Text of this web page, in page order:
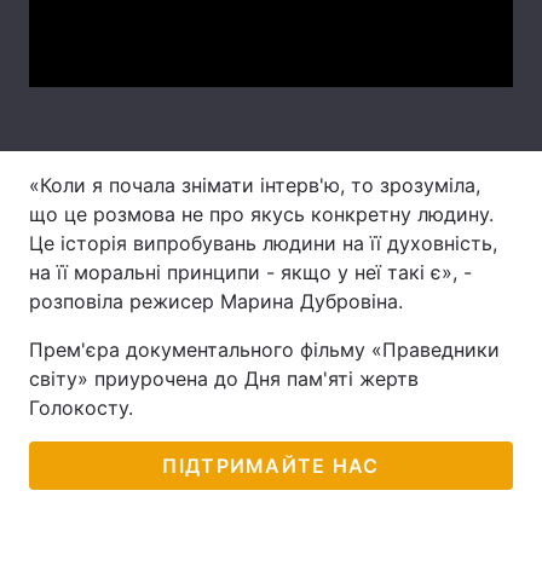
Лонгріди
Відео з Youtube Статті
Інтерв'ю Думки
Контакти
Послуги
«Коли я почала знімати інтерв'ю, то зрозуміла,
що це розмова не про якусь конкретну людину.
Це історія випробувань людини на її духовність,
на її моральні принципи - якщо у неї такі є», -
розповіла режисер Марина Дубровіна.
Прем'єра документального фільму «Праведники
світу» приурочена до Дня пам'яті жертв
Голокосту.
ПІДТРИМАЙТЕ НАС